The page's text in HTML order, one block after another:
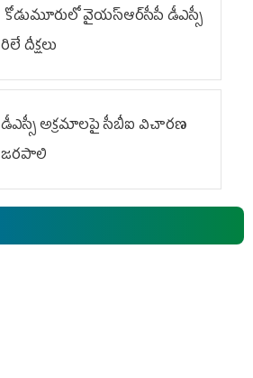
కోడుమూరులో వైయ‌స్ఆర్‌సీపీ డీఎస్సీ
రిలే దీక్షలు
డీఎస్సీ అక్రమాలపై సీబీఐ విచారణ
జరపాలి